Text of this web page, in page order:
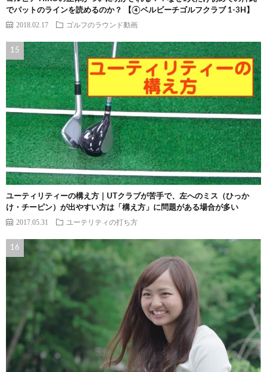
でパットのラインを読めるのか？ 【④ベルビーチゴルフクラブ 1-3H】
2018.02.17 ゴルフのラウンド動画
ユーティリティーの構え方｜UTクラブが苦手で、左へのミス（ひっか
け・チーピン）が出やすい方は「構え方」に問題がある場合が多い
2017.05.31 ユーテリティの打ち方